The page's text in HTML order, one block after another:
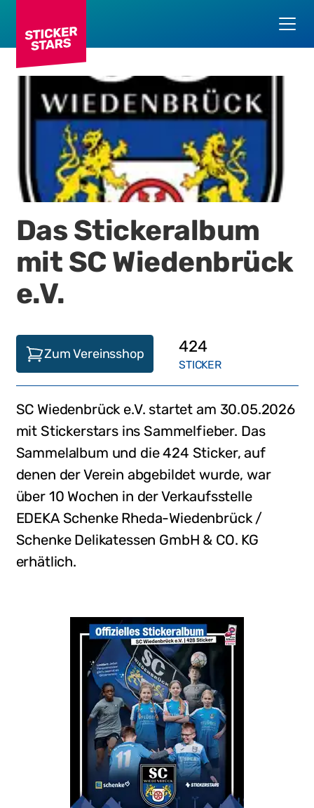
Das Stickeralbum
mit SC Wiedenbrück
e.V.
Zum Vereinsshop 424
STICKER
SC Wiedenbrück e.V. startet am 30.05.2026
mit Stickerstars ins Sammelfieber. Das
Sammelalbum und die 424 Sticker, auf
denen der Verein abgebildet wurde, war
über 10 Wochen in der Verkaufsstelle
EDEKA Schenke Rheda-Wiedenbrück /
Schenke Delikatessen GmbH & CO. KG
erhätlich.